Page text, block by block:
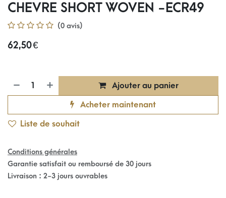
CHEVRE SHORT WOVEN -ECR49
(0 avis)
62,50€
Ajouter au panier
Acheter maintenant
Liste de souhait
Conditions générales
Garantie satisfait ou remboursé de 30 jours
Livraison : 2-3 jours ouvrables